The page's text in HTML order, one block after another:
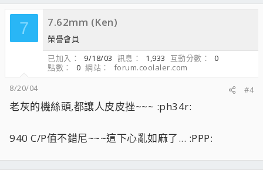
7 7.62mm (Ken)
榮譽會員
已加入
9/18/03 訊息 1,933 互動分數
0
點數
0 網站
forum.coolaler.com
8/20/04
#4
老灰的機絲頭,都讓人皮皮挫~~~ :ph34r:
940 C/P值不錯尼~~~這下心亂如麻了... :PPP: